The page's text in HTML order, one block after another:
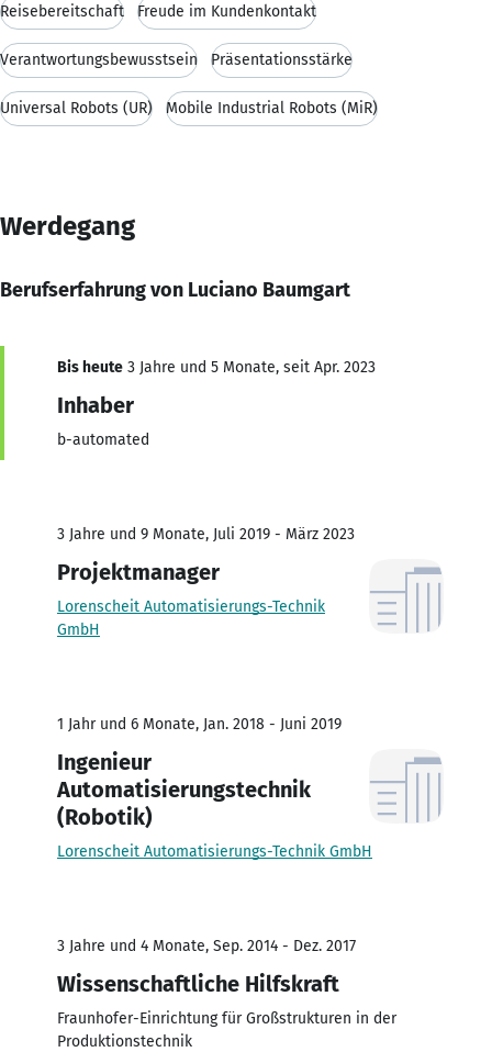
Reisebereitschaft Freude im Kundenkontakt
Verantwortungsbewusstsein Präsentationsstärke
Universal Robots (UR) Mobile Industrial Robots (MiR)
Werdegang
Berufserfahrung von Luciano Baumgart
Bis heute 3 Jahre und 5 Monate, seit Apr. 2023
Inhaber
b-automated
3 Jahre und 9 Monate, Juli 2019 - März 2023
Projektmanager
Lorenscheit Automatisierungs-Technik
GmbH
1 Jahr und 6 Monate, Jan. 2018 - Juni 2019
Ingenieur
Automatisierungstechnik
(Robotik)
Lorenscheit Automatisierungs-Technik GmbH
3 Jahre und 4 Monate, Sep. 2014 - Dez. 2017
Wissenschaftliche Hilfskraft
Fraunhofer-Einrichtung für Großstrukturen in der
Produktionstechnik